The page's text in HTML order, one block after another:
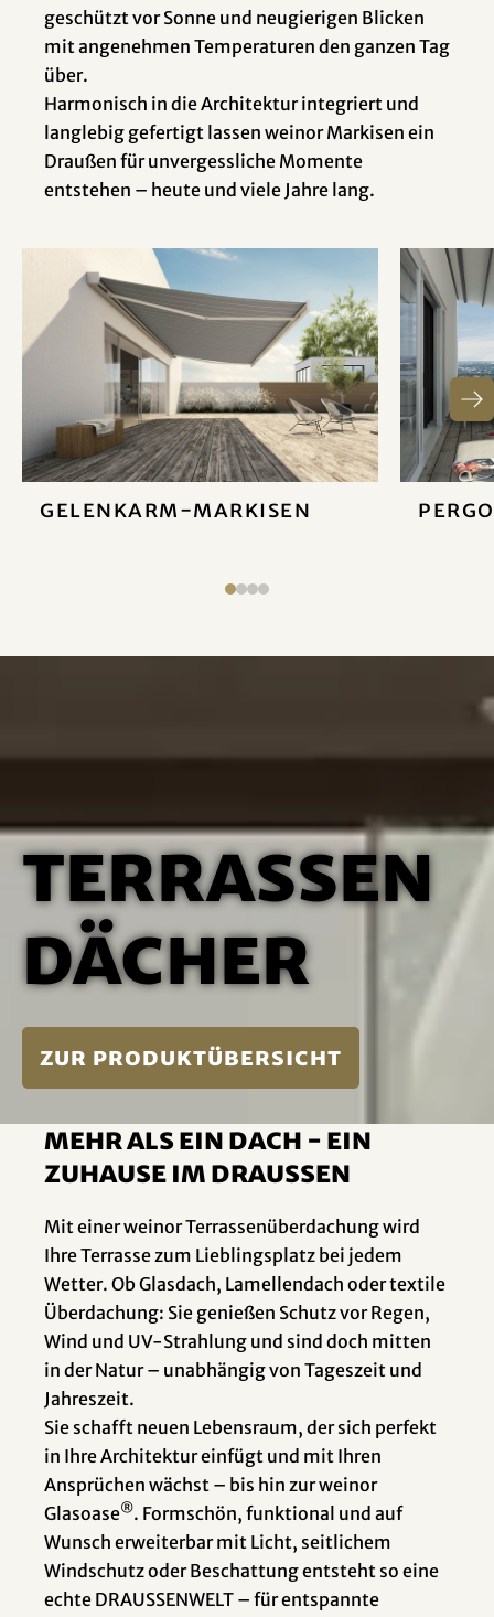
geschützt vor Sonne und neugierigen Blicken
mit angenehmen Temperaturen den ganzen Tag
über.
Harmonisch in die Architektur integriert und
langlebig gefertigt lassen weinor Markisen ein
Draußen für unvergessliche Momente
entstehen – heute und viele Jahre lang.
Gelenkarm-Markisen
Terrassen
dächer
zur Produktübersicht
Mehr als ein Dach - ein
Zuhause im Draussen
Mit einer weinor Terrassenüberdachung wird
Ihre Terrasse zum Lieblingsplatz bei jedem
Wetter. Ob Glasdach, Lamellendach oder textile
Überdachung: Sie genießen Schutz vor Regen,
Wind und UV-Strahlung und sind doch mitten
in der Natur – unabhängig von Tageszeit und
Jahreszeit.
Sie schafft neuen Lebensraum, der sich perfekt
in Ihre Architektur einfügt und mit Ihren
Ansprüchen wächst – bis hin zur weinor
Glasoase®. Formschön, funktional und auf
Wunsch erweiterbar mit Licht, seitlichem
Windschutz oder Beschattung entsteht so eine
echte DRAUSSENWELT – für entspannte